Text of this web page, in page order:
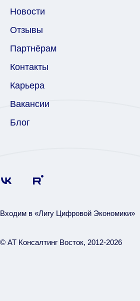
Новости
Отзывы
Партнёрам
Контакты
Карьера
Вакансии
Блог
Входим в «Лигу Цифровой Экономики»
© АТ Консалтинг Восток, 2012-2026